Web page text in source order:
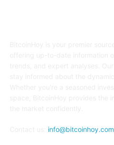
info@bitcoinhoy.com